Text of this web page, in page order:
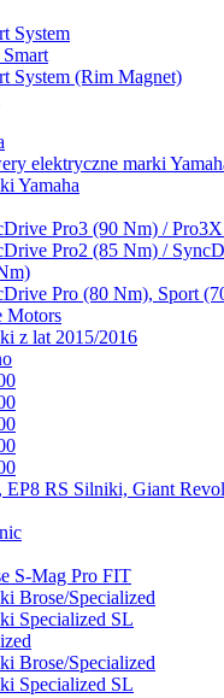
System
System (Rim Magnet)
elektryczne marki
Yamaha
Pro3 (90 Nm) /
Pro2 (85 Nm) /
Pro (80 Nm), Sport
Motors
z lat 2015/2016
EP8 RS Silniki, Giant
S-Mag Pro FIT
Brose/Specialized
Specialized SL
Brose/Specialized
Specialized SL